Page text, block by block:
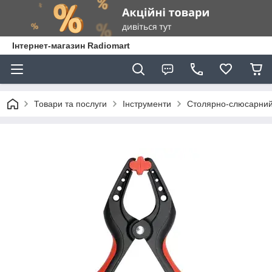
Інтернет-магазин Radiomart
Товари та послуги Інструменти Столярно-